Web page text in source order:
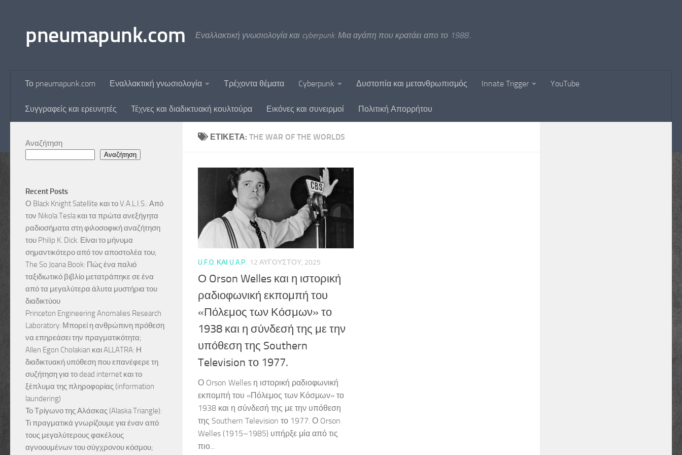
pneumapunk.com Εναλλακτική γνωσιολογία και cyberpunk. Μια αγάπη που κρατάει απο το 1988..
Το pneumapunk.com Εναλλακτική γνωσιολογία Τρέχοντα θέματα Cyberpunk Δυστοπία και μετανθρωπισμός Innate Trigger YouTube
Συγγραφείς και ερευνητές Τέχνες και διαδικτυακή κουλτούρα Εικόνες και συνειρμοί Πολιτική Απορρήτου
ΕΤΙΚΈΤΑ: THE WAR OF THE WORLDS
U.F.O. ΚΑΙ U.A.P. 12 ΑΥΓΟΎΣΤΟΥ, 2025
Ο Orson Welles και η ιστορική
ραδιοφωνική εκπομπή του
«Πόλεμος των Κόσμων» το
1938 και η σύνδεσή της με την
υπόθεση της Southern
Television το 1977.
Ο Orson Welles η ιστορική ραδιοφωνική
εκπομπή του «Πόλεμος των Κόσμων» το
1938 και η σύνδεσή της με την υπόθεση
της Southern Television το 1977. Ο Orson
Welles (1915–1985) υπήρξε μία από τις
πιο...
Αναζήτηση
Αναζήτηση
Recent Posts
Ο Black Knight Satellite και το V.A.L.I.S.: Από
τον Nikola Tesla και τα πρώτα ανεξήγητα
ραδιοσήματα στη φιλοσοφική αναζήτηση
του Philip K. Dick. Είναι το μήνυμα
σημαντικότερο από τον αποστολέα του;
The So Joana Book: Πώς ένα παλιό
ταξιδιωτικό βιβλίο μετατράπηκε σε ένα
από τα μεγαλύτερα άλυτα μυστήρια του
διαδικτύου
Princeton Engineering Anomalies Research
Laboratory: Μπορεί η ανθρώπινη πρόθεση
να επηρεάσει την πραγματικότητα;
Allen Egon Cholakian και ALLATRA: Η
διαδικτυακή υπόθεση που επανέφερε τη
συζήτηση για το dead internet και το
ξέπλυμα της πληροφορίας (information
laundering)
Το Τρίγωνο της Αλάσκας (Alaska Triangle):
Τι πραγματικά γνωρίζουμε για έναν από
τους μεγαλύτερους φακέλους
αγνοουμένων του σύγχρονου κόσμου;